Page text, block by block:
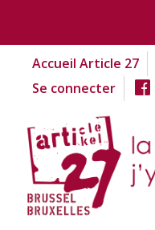
Accueil Article 27
Se connecter